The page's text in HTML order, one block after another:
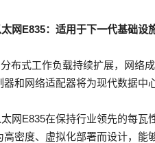
网E835：适用于下一代基础设
布式工作负载持续扩展，网络
器和网络适配器将为现代数据中
网E835在保持行业领先的每瓦
高密度、虚拟化部署而设计，能